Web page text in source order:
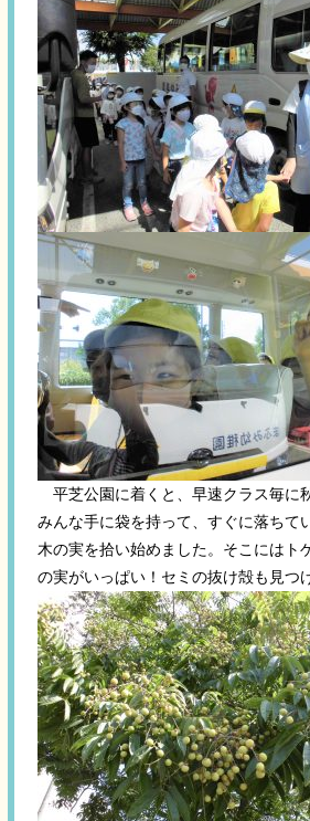
平芝公園に着くと、早速クラス毎に
みんな手に袋を持って、すぐに落ちて
木の実を拾い始めました。そこにはト
の実がいっぱい！セミの抜け殻も見つ